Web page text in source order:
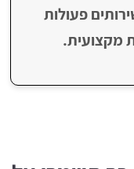
פעולות
מקצועית.